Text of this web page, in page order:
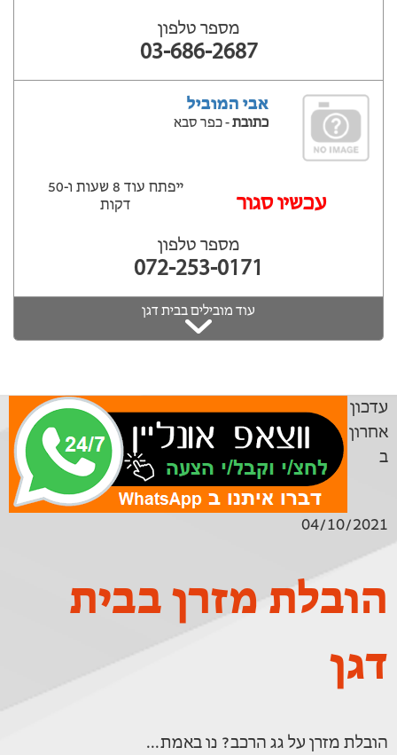
מספר טלפון
03-686-2687
אבי המוביל
כתובת- כפר סבא
עכשיו סגור
ייפתח עוד 8 שעות ‫ו-50
דקות
מספר טלפון
072-253-0171
עוד מובילים בבית דגן
עדכון
אחרון
ב
04/10/2021
הובלת מזרן בבית
דגן
הובלת מזרן על גג הרכב? נו באמת...